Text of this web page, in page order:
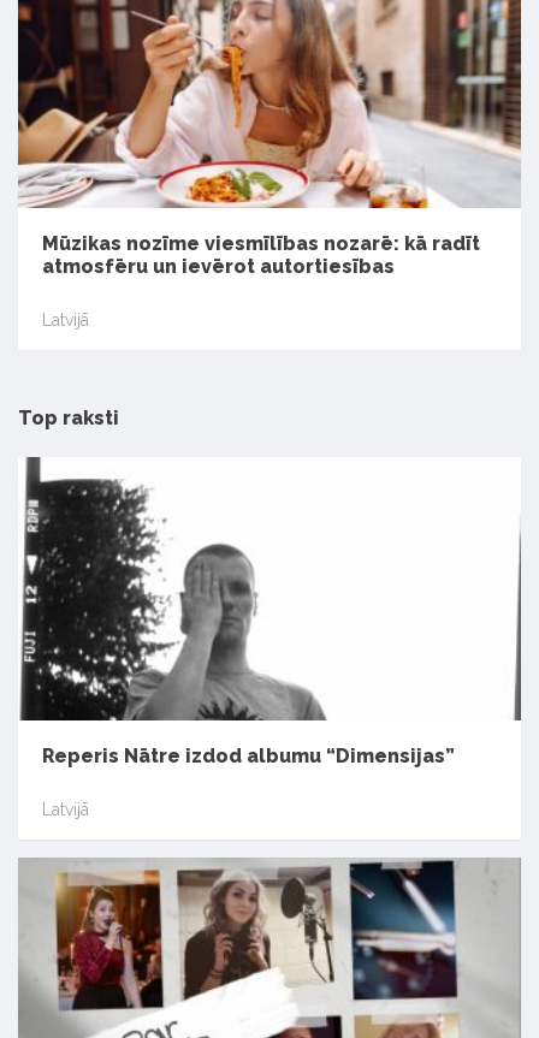
Mūzikas nozīme viesmīlības nozarē: kā radīt
atmosfēru un ievērot autortiesības
Latvijā
Top raksti
Reperis Nātre izdod albumu “Dimensijas”
Latvijā